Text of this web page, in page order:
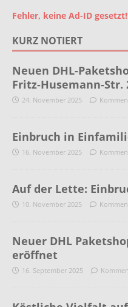
Fehler, keine Ad-ID
KURZ NOTIERT
Neuen DHL-
Fritz-Husemann-Str.
24. November 2025
Einbruch in
16. November 2025
Auf der Lette:
10. November 2025
Neuer DHL
eröffnet
16. September 2025